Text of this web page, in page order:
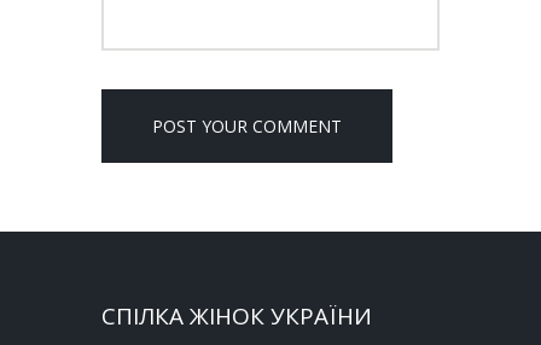
СПІЛКА ЖІНОК УКРАЇНИ